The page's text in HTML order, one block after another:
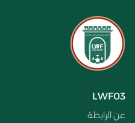
LWF03
عن الرابطة